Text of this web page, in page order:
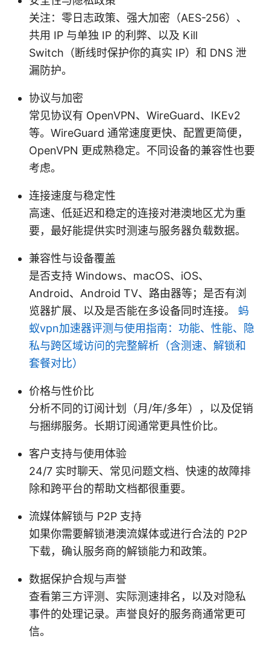
关注：零日志政策、强大加密（AES-256）、
共用 IP 与单独 IP 的利弊、以及 Kill
Switch（断线时保护你的真实 IP）和 DNS 泄
漏防护。
协议与加密
常见协议有 OpenVPN、WireGuard、IKEv2
等。WireGuard 通常速度更快、配置更简便，
OpenVPN 更成熟稳定。不同设备的兼容性也要
考虑。
连接速度与稳定性
高速、低延迟和稳定的连接对港澳地区尤为重
要，最好能提供实时测速与服务器负载数据。
兼容性与设备覆盖
是否支持 Windows、macOS、iOS、
Android、Android TV、路由器等；是否有浏
览器扩展、以及是否能在多设备同时连接。 蚂
蚁vpn加速器评测与使用指南：功能、性能、隐
私与跨区域访问的完整解析（含测速、解锁和
套餐对比）
价格与性价比
分析不同的订阅计划（月/年/多年），以及促销
与捆绑服务。长期订阅通常更具性价比。
客户支持与使用体验
24/7 实时聊天、常见问题文档、快速的故障排
除和跨平台的帮助文档都很重要。
流媒体解锁与 P2P 支持
如果你需要解锁港澳流媒体或进行合法的 P2P
下载，确认服务商的解锁能力和政策。
数据保护合规与声誉
查看第三方评测、实际测速排名，以及对隐私
事件的处理记录。声誉良好的服务商通常更可
信。